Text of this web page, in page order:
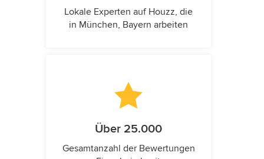
Lokale Experten auf Houzz, die
in München, Bayern arbeiten
Über 25.000
Gesamtanzahl der Bewertungen